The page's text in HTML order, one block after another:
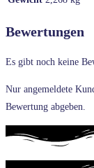
Bewertungen
Es gibt noch keine
Nur angemeldete
Bewertung abgeben.